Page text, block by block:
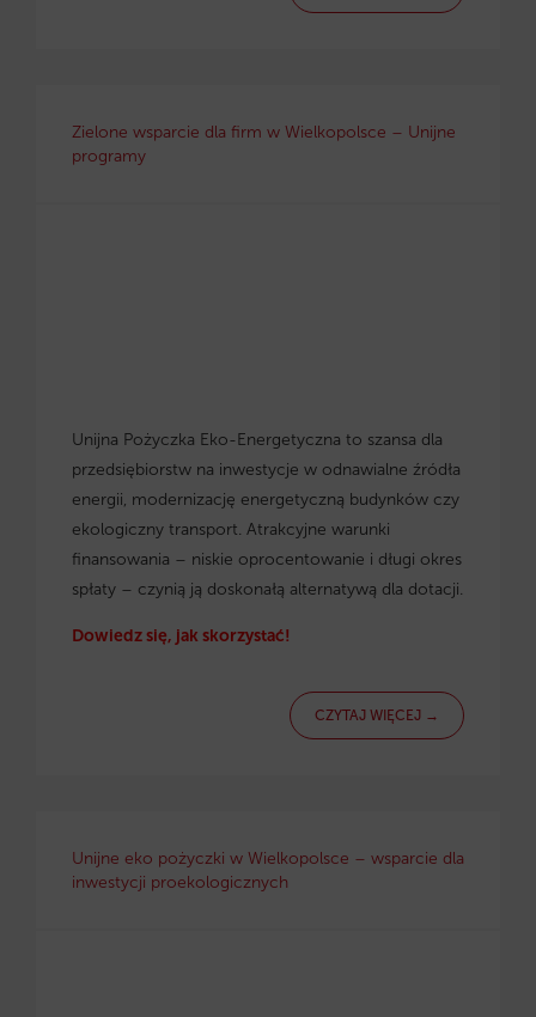
Zielone wsparcie dla firm w Wielkopolsce – Unijne
programy
Unijna Pożyczka Eko-Energetyczna to szansa dla
przedsiębiorstw na inwestycje w odnawialne źródła
energii, modernizację energetyczną budynków czy
ekologiczny transport. Atrakcyjne warunki
finansowania – niskie oprocentowanie i długi okres
spłaty – czynią ją doskonałą alternatywą dla dotacji.
Dowiedz się, jak skorzystać!
CZYTAJ WIĘCEJ →
Unijne eko pożyczki w Wielkopolsce – wsparcie dla
inwestycji proekologicznych